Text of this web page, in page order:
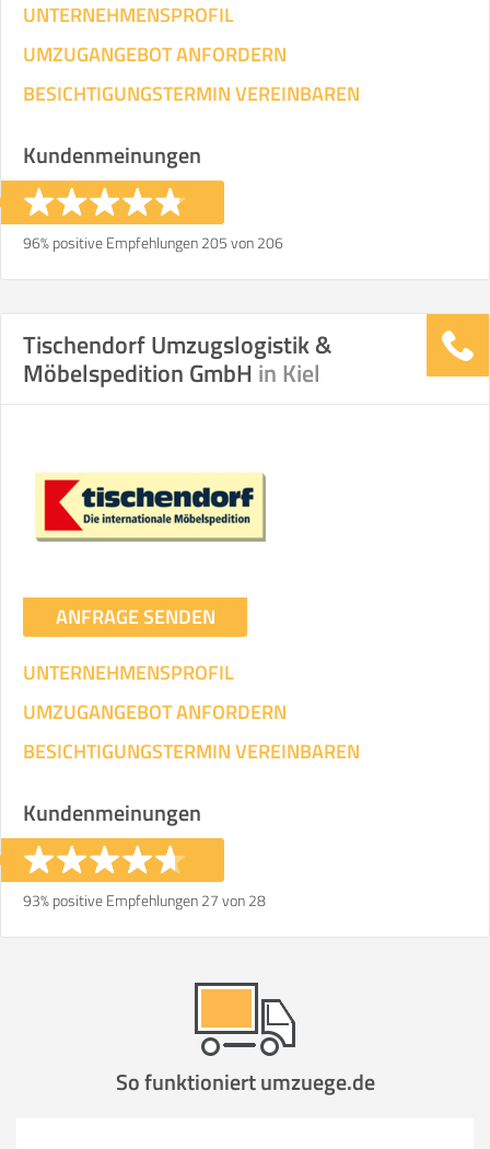
UNTERNEHMENSPROFIL
UMZUGANGEBOT ANFORDERN
BESICHTIGUNGSTERMIN VEREINBAREN
Kundenmeinungen
96% positive Empfehlungen 205 von 206
Tischendorf Umzugslogistik &
Möbelspedition GmbH in Kiel
ANFRAGE SENDEN
UNTERNEHMENSPROFIL
UMZUGANGEBOT ANFORDERN
BESICHTIGUNGSTERMIN VEREINBAREN
Kundenmeinungen
93% positive Empfehlungen 27 von 28
So funktioniert umzuege.de